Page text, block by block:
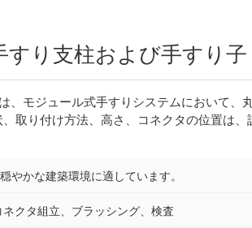
り支柱および手すり子
、モジュール式手すりシステムにおいて、
取り付け方法、高さ、コネクタの位置は
やかな建築環境に適しています。
クタ組立、ブラッシング、検査